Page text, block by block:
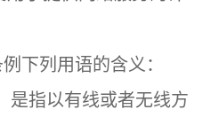
下列用语的含义：
指以有线或者无线方